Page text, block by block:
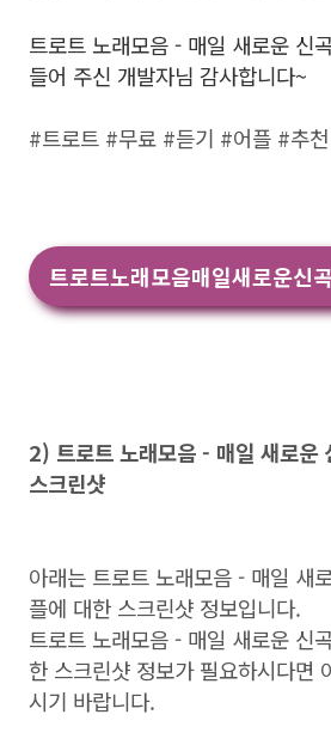
트로트 노래모음 - 매일 새로운 신
들어 주신 개발자님 감사합니다~
#트로트 #무료 #듣기 #어플 #추
트로트노래모음매일새로운신
2) 트로트 노래모음 - 매일 새로운
스크린샷
아래는 트로트 노래모음 - 매일 새
플에 대한 스크린샷 정보입니다.
트로트 노래모음 - 매일 새로운 신
한 스크린샷 정보가 필요하시다면
시기 바랍니다.